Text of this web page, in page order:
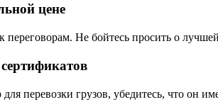
цене
Не бойтесь просить о
перевозки грузов, убедитесь, что он